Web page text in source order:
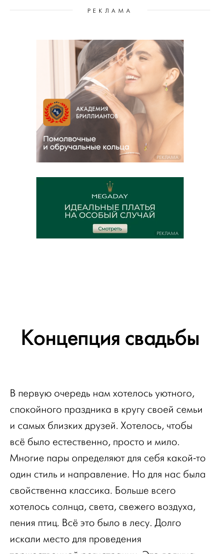
РЕКЛАМА
РЕКЛАМА
РЕКЛАМА
Концепция свадьбы
В первую очередь нам хотелось уютного,
спокойного праздника в кругу своей семьи
и самых близких друзей. Хотелось, чтобы
всё было естественно, просто и мило.
Многие пары определяют для себя какой-то
один стиль и направление. Но для нас была
свойственна классика. Больше всего
хотелось солнца, света, свежего воздуха,
пения птиц. Всё это было в лесу. Долго
искали место для проведения